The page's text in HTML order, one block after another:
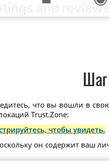
что вы вошли в
Trust.Zone:
чтобы увидеть.
он содержит ваш